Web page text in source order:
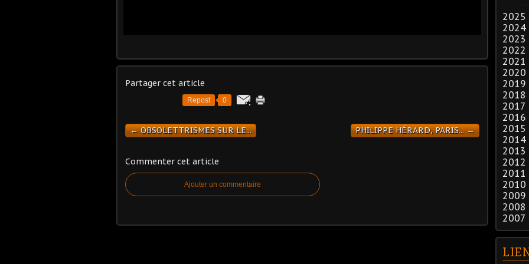
Partager cet article
Repost 0
← OBSOLETTRISMES SUR LE... PHILIPPE HÉRARD, PARIS... →
Commenter cet article
Ajouter un commentaire
2025
2024
2023
2022
2021
2020
2019
2018
2017
2016
2015
2014
2013
2012
2011
2010
2009
2008
2007